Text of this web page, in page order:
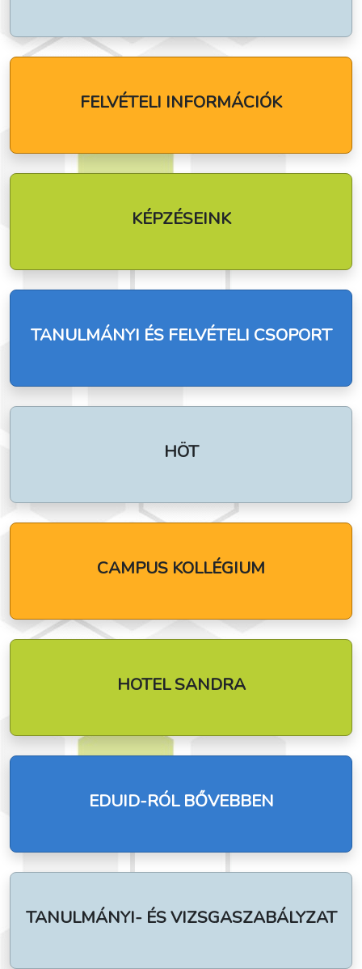
FELVÉTELI INFORMÁCIÓK
KÉPZÉSEINK
TANULMÁNYI ÉS FELVÉTELI CSOPORT
HÖT
CAMPUS KOLLÉGIUM
HOTEL SANDRA
EDUID-RÓL BŐVEBBEN
TANULMÁNYI- ÉS VIZSGASZABÁLYZAT